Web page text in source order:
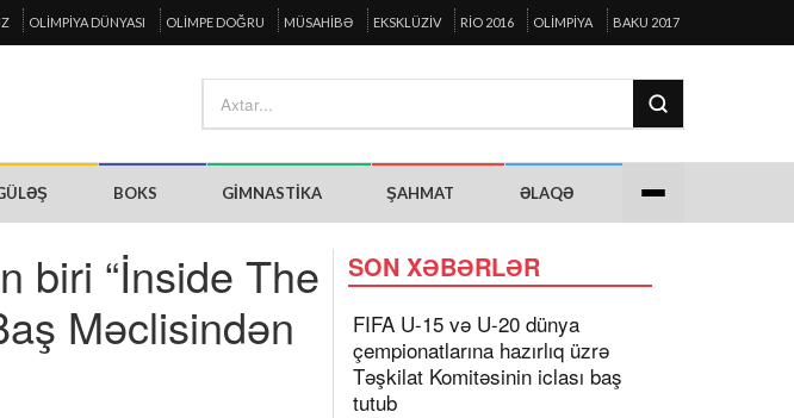
OLIMPIYA DÜNYASI OLIMPE DOĞRU MÜSAHIBƏ EKSKLÜZIV RIO 2016 OLIMPIYA BAKU 2017
BOKS GIMNASTIKA ŞAHMAT ƏLAQƏ
biri “İnside The
Məclisindən
SON XƏBƏRLƏR
FIFA U-15 və U-20 dünya
çempionatlarına hazırlıq üzrə
Təşkilat Komitəsinin iclası baş
tutub